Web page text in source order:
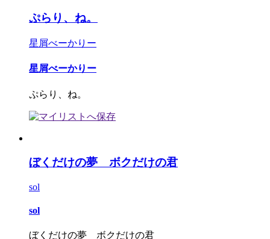
ぷらり、ね。
星屑べーかりー
星屑べーかりー
ぷらり、ね。
ぼくだけの夢 ボクだけの君
sol
sol
ぼくだけの夢 ボクだけの君